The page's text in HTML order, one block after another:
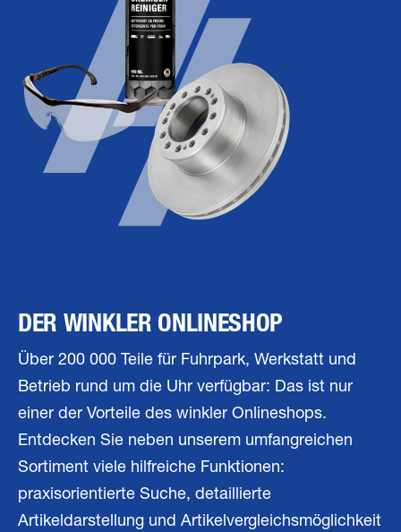
DER WINKLER ONLINESHOP
Über 200 000 Teile für Fuhrpark, Werkstatt und
Betrieb rund um die Uhr verfügbar: Das ist nur
einer der Vorteile des winkler Onlineshops.
Entdecken Sie neben unserem umfangreichen
Sortiment viele hilfreiche Funktionen:
praxisorientierte Suche, detaillierte
Artikeldarstellung und Artikelvergleichsmöglichkeit